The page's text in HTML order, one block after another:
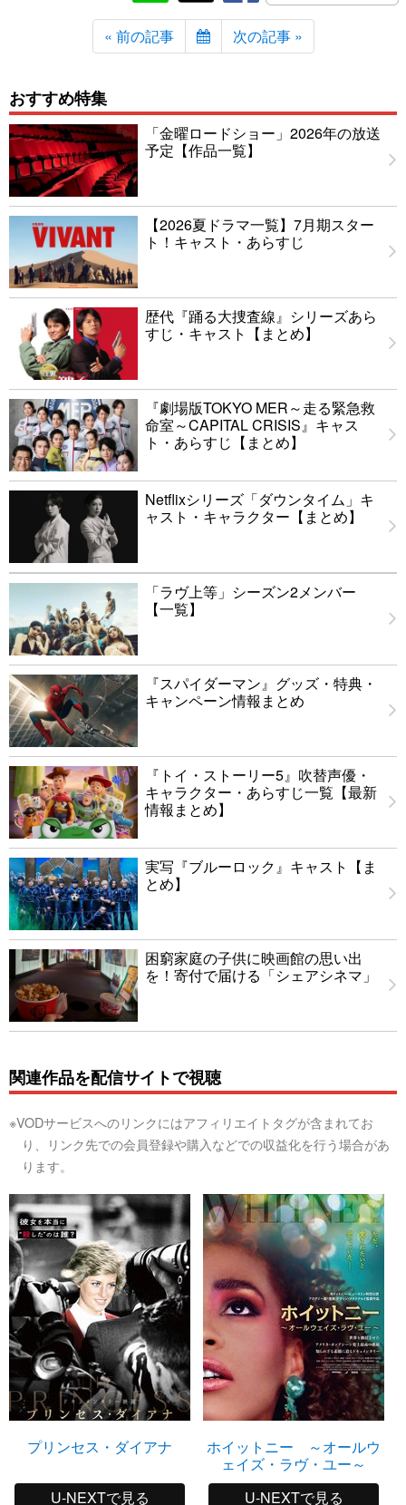
« 前の記事 次の記事 »
おすすめ特集
「金曜ロードショー」2026年の放送
予定【作品一覧】
【2026夏ドラマ一覧】7月期スター
ト！キャスト・あらすじ
歴代『踊る大捜査線』シリーズあら
すじ・キャスト【まとめ】
『劇場版TOKYO MER～走る緊急救
命室～CAPITAL CRISIS』キャス
ト・あらすじ【まとめ】
Netflixシリーズ「ダウンタイム」キ
ャスト・キャラクター【まとめ】
「ラヴ上等」シーズン2メンバー
【一覧】
『スパイダーマン』グッズ・特典・
キャンペーン情報まとめ
『トイ・ストーリー5』吹替声優・
キャラクター・あらすじ一覧【最新
情報まとめ】
実写『ブルーロック』キャスト【ま
とめ】
困窮家庭の子供に映画館の思い出
を！寄付で届ける「シェアシネマ」
関連作品を配信サイトで視聴
※VODサービスへのリンクにはアフィリエイトタグが含まれてお
り、リンク先での会員登録や購入などでの収益化を行う場合があ
ります。
プリンセス・ダイアナ
U-NEXTで見る
ホイットニー ～オールウ
ェイズ・ラヴ・ユー～
U-NEXTで見る